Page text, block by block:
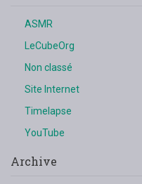
ASMR
LeCubeOrg
Non classé
Site Internet
Timelapse
YouTube
Archive